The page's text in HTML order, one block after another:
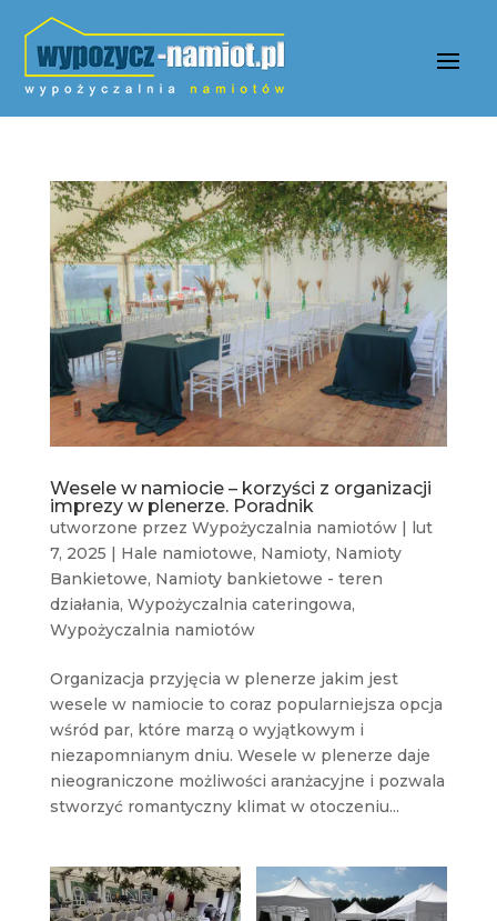
Wesele w namiocie – korzyści z organizacji
imprezy w plenerze. Poradnik
utworzone przez Wypożyczalnia namiotów| lut
7, 2025 | Hale namiotowe, Namioty, Namioty
Bankietowe, Namioty bankietowe - teren
działania, Wypożyczalnia cateringowa,
Wypożyczalnia namiotów
Organizacja przyjęcia w plenerze jakim jest
wesele w namiocie to coraz popularniejsza opcja
wśród par, które marzą o wyjątkowym i
niezapomnianym dniu. Wesele w plenerze daje
nieograniczone możliwości aranżacyjne i pozwala
stworzyć romantyczny klimat w otoczeniu...